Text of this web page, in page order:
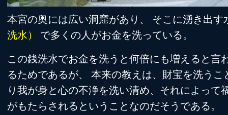
本宮の奥には広い洞窟があり、 そこに湧き出す
洗水）
で多くの人がお金を洗っている。
この銭洗水でお金を洗うと何倍にも増えると言
るためであるが、 本来の教えは、財宝を洗うこ
り我が身と心の不浄を洗い清め、それによって
がもたらされるということなのだそうである。